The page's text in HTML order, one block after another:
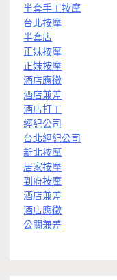
半套手工按摩
台北按摩
半套店
正妹按摩
正妹按摩
酒店應徵
酒店兼差
酒店打工
經紀公司
台北經紀公司
新北按摩
居家按摩
到府按摩
酒店兼差
酒店應徵
公關兼差